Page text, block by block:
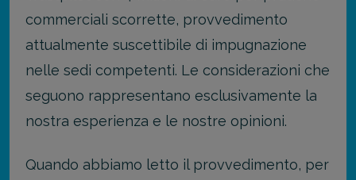
commerciali scorrette, provvedimento
attualmente suscettibile di impugnazione
nelle sedi competenti. Le considerazioni che
seguono rappresentano esclusivamente la
nostra esperienza e le nostre opinioni.
Quando abbiamo letto il provvedimento, per